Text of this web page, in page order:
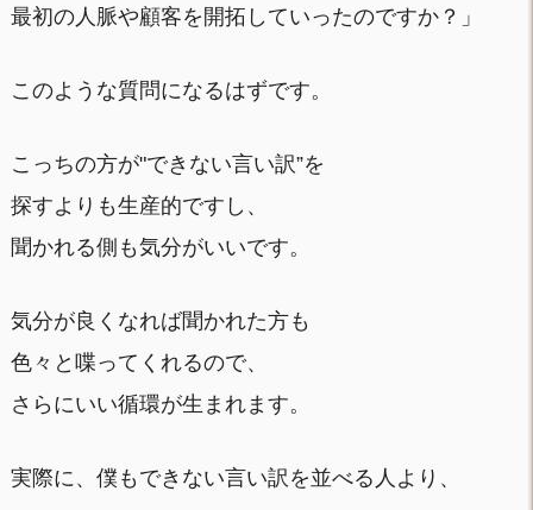
最初の人脈や顧客を開拓していったのですか？」
このような質問になるはずです。
こっちの方が"できない言い訳”を
探すよりも生産的ですし、
聞かれる側も気分がいいです。
気分が良くなれば聞かれた方も
色々と喋ってくれるので、
さらにいい循環が生まれます。
実際に、僕もできない言い訳を並べる人より、